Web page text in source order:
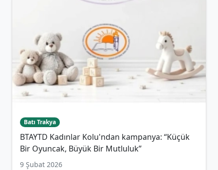
Batı Trakya
BTAYTD Kadınlar Kolu'ndan kampanya: “Küçük
Bir Oyuncak, Büyük Bir Mutluluk”
9 Şubat 2026